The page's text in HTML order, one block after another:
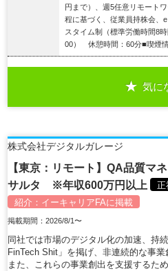
円まで）、週5任意リモート
程に基づく、従業員持株会、
スタイム制（標準労働時間8
00） 休憩時間：60分■喫煙
気に
株式会社デジタルガレージ
【東京：リモート】QA品質マ
サルタ ※年収600万円以上
正
紹介： イーキャリアFAに掲載
掲載期間：2026/8/1〜
同社では市場のデジタル化の加速、持
FinTech Shit」を掲げ、非連続的な事業
また、これらの事業創出を支援するた